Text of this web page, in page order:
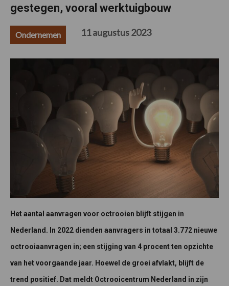
gestegen, vooral werktuigbouw
Ondernemen 11 augustus 2023
Het aantal aanvragen voor octrooien blijft stijgen in
Nederland. In 2022 dienden aanvragers in totaal 3.772 nieuwe
octrooiaanvragen in; een stijging van 4 procent ten opzichte
van het voorgaande jaar. Hoewel de groei afvlakt, blijft de
trend positief. Dat meldt Octrooicentrum Nederland in zijn